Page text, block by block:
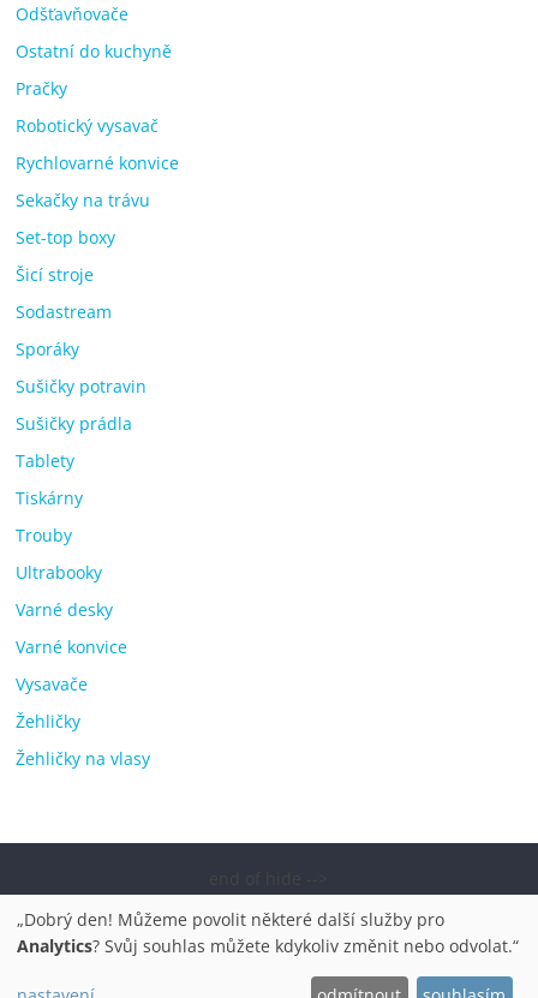
Odšťavňovače
Ostatní do kuchyně
Pračky
Robotický vysavač
Rychlovarné konvice
Sekačky na trávu
Set-top boxy
Šicí stroje
Sodastream
Sporáky
Sušičky potravin
Sušičky prádla
Tablety
Tiskárny
Trouby
Ultrabooky
Varné desky
Varné konvice
Vysavače
Žehličky
Žehličky na vlasy
pračky, televize, notebooky, mobilní telefony, kávovary,
bazény. Všechna práva vyhrazena.
„Dobrý den! Můžeme povolit některé další služby pro
Analytics? Svůj souhlas můžete kdykoliv změnit nebo odvolat.“